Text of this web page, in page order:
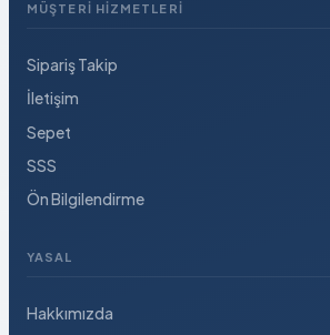
MÜŞTERI HIZMETLERI
Sipariş Takip
İletişim
Sepet
SSS
Ön Bilgilendirme
YASAL
Hakkımızda